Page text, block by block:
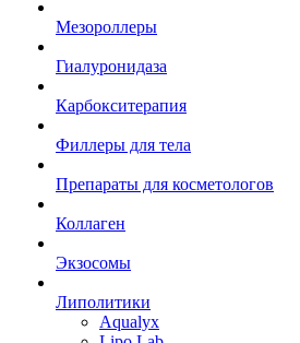
Мезороллеры
Гиалуронидаза
Карбокситерапия
Филлеры для тела
Препараты для косметологов
Коллаген
Экзосомы
Липолитики
Aqualyx